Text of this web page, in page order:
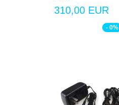
310,00 EUR
- 0%